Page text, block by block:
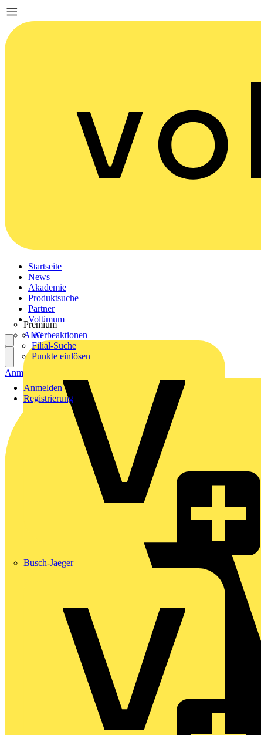
Startseite
News
Akademie
Produktsuche
Partner
Premium
AEG
Busch-Jaeger
Voltimum+
Werbeaktionen
Filial-Suche
Punkte einlösen
Anmelden
Registrierung
Anmelden